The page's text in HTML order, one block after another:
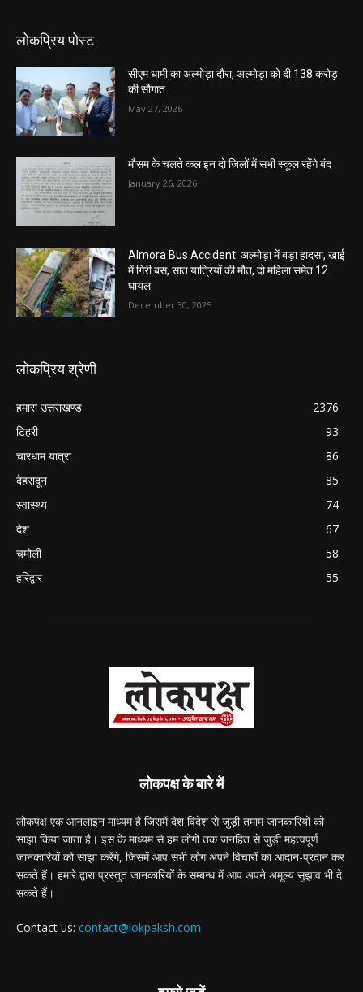
लोकप्रिय पोस्ट
सीएम धामी का अल्मोड़ा दौरा, अल्मोड़ा को दी 138 करोड़
की सौगात
May 27, 2026
मौसम के चलते कल इन दो जिलों में सभी स्कूल रहेंगे बंद
January 26, 2026
Almora Bus Accident: अल्मोड़ा में बड़ा हादसा, खाई
में गिरी बस, सात यात्रियों की मौत, दो महिला समेत 12
घायल
December 30, 2025
लोकप्रिय श्रेणी
हमारा उत्तराखण्ड
2376
टिहरी
93
चारधाम यात्रा
86
देहरादून
85
स्वास्थ्य
74
देश
67
चमोली
58
हरिद्वार
55
लोकपक्ष के बारे में
लोकपक्ष एक आनलाइन माध्यम है जिसमें देश विदेश से जुड़ी तमाम जानकारियों को
साझा किया जाता है। इस के माध्यम से हम लोगों तक जनहित से जुड़ी महत्वपूर्ण
जानकारियों को साझा करेंगे, जिसमें आप सभी लोग अपने विचारों का आदान-प्रदान कर
सकते हैं। हमारे द्वारा प्रस्तुत जानकारियों के सम्बन्ध में आप अपने अमूल्य सुझाव भी दे
सकते हैं।
Contact us: contact@lokpaksh.com